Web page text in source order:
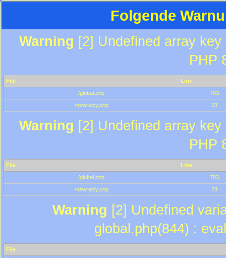
Folgende
Warning [2] Undefined array
PHP
File
Line
/global.php
783
/newreply.php
23
Warning [2] Undefined array
PHP
File
Line
/global.php
783
/newreply.php
23
Warning [2] Undefined
global.php(844) :
File